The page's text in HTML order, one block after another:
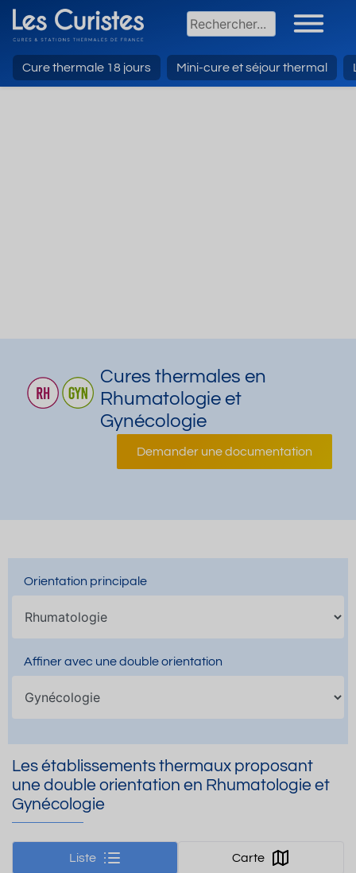
Cure thermale 18 jours Mini-cure et séjour thermal
Cures thermales en
Rhumatologie et
Gynécologie
Demander une documentation
Orientation principale
Affiner avec une double orientation
Les établissements thermaux proposant
une double orientation en Rhumatologie et
Gynécologie
Liste Carte